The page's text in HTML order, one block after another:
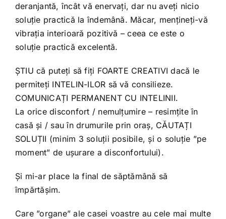
deranjantă, încât vă enervați, dar nu aveți nicio
soluție practică la îndemână. Măcar, mențineți-vă
vibrația interioară pozitivă – ceea ce este o
soluție practică excelentă.
ȘTIU că puteți să fiți FOARTE CREATIVI dacă le
permiteți INTELIN-ILOR să vă consilieze.
COMUNICAȚI PERMANENT CU INTELINII.
La orice disconfort / nemulțumire – resimțite în
casă și / sau în drumurile prin oraș, CĂUTAȚI
SOLUȚII (minim 3 soluții posibile, și o soluție ”pe
moment” de ușurare a disconfortului).
Și mi-ar place la final de săptămână să
împărtășim.
Care ”organe” ale casei voastre au cele mai multe